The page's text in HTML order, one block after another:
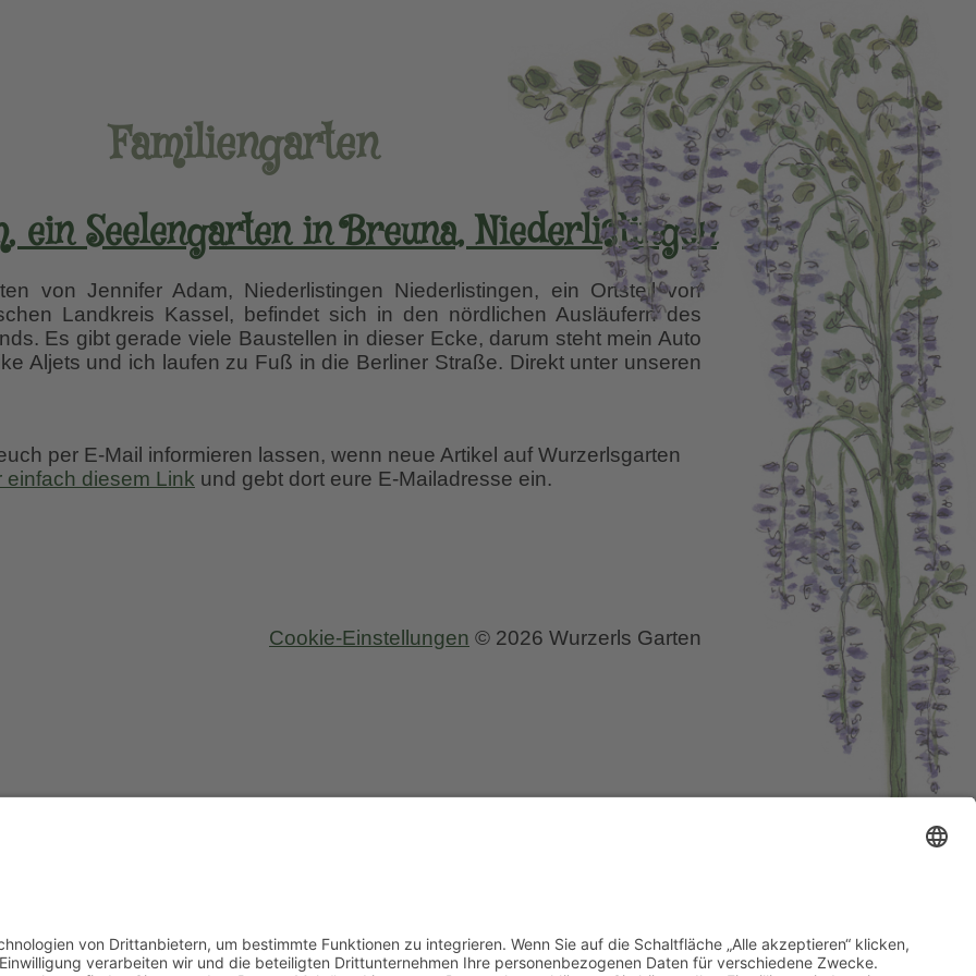
Familiengarten
ein Seelengarten in Breuna, Niederlistingen
von Jennifer Adam, Niederlistingen Niederlistingen, ein Ortsteil von
Landkreis Kassel, befindet sich in den nördlichen Ausläufern des
Es gibt gerade viele Baustellen in dieser Ecke, darum steht mein Auto
Aljets und ich laufen zu Fuß in die Berliner Straße. Direkt unter unseren
per E-Mail informieren lassen, wenn neue Artikel auf Wurzerlsgarten
einfach diesem Link und gebt dort eure E-Mailadresse ein.
Cookie-Einstellungen © 2026 Wurzerls Garten